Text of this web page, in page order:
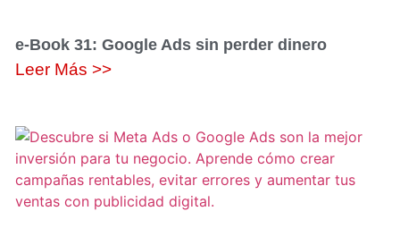
e-Book 31: Google Ads sin perder dinero
Leer Más >>